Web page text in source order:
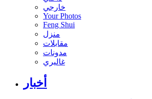
خارجي
Your Photos
Feng Shui
منزل
مقابلات
مدونات
غاليري
أخبار